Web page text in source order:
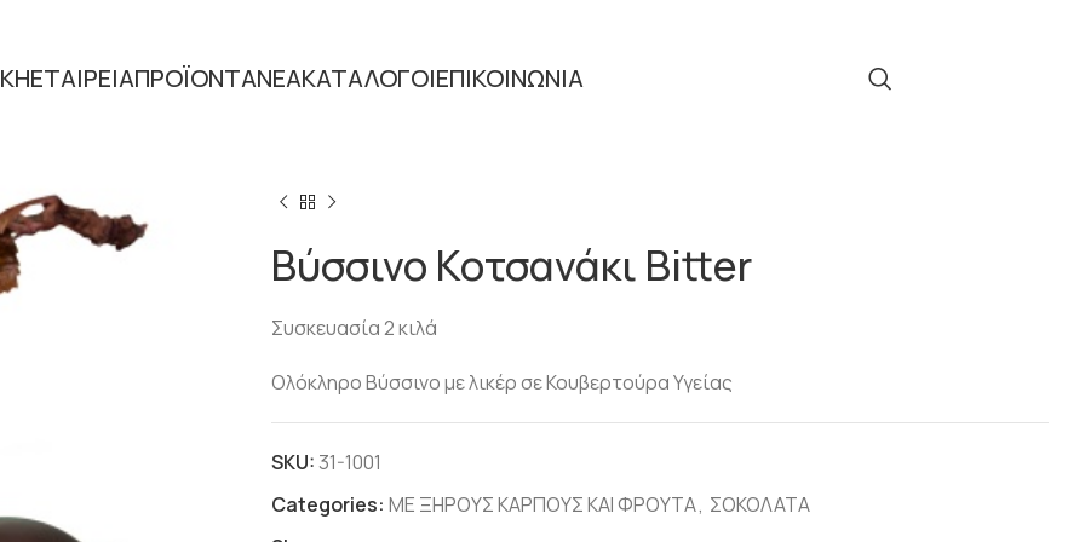
ΕΤΑΙΡΕΙΑΠΡΟΪΟΝΤΑΝΕΑΚΑΤΑΛΟΓΟΙΕΠΙΚΟΙΝΩΝΙΑ
Βύσσινο Κοτσανάκι Bitter
Συσκευασία 2 κιλά
Ολόκληρο Βύσσινο με λικέρ σε Κουβερτούρα Υγείας
SKU:31-1001
Categories: ΜΕ ΞΗΡΟΥΣ ΚΑΡΠΟΥΣ ΚΑΙ ΦΡΟΥΤΑ, ΣΟΚΟΛΑΤΑ